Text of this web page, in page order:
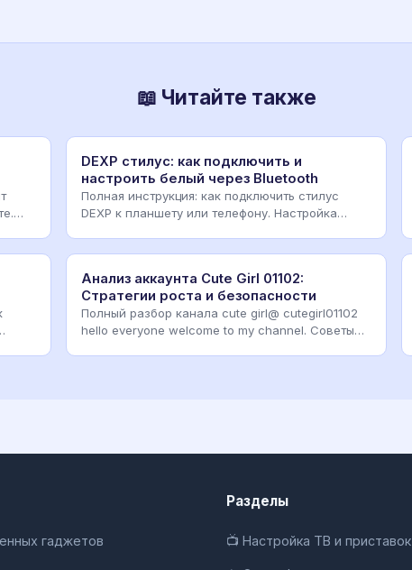
📖 Читайте также
DEXP стилус: как подключить и
настроить белый через Bluetooth
Полная инструкция: как подключить стилус
DEXP к планшету или телефону. Настройка
Анализ аккаунта Cute Girl 01102:
Стратегии роста и безопасности
Полный разбор канала cute girl@ cutegirl01102
hello everyone welcome to my channel. Советы
гаджетов
Разделы
📺 Настройка ТВ и приставок